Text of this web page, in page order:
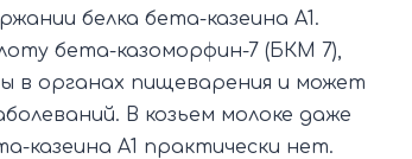
белка бета-казеина А1.
бета-казоморфин-7 (БКМ 7),
в органах пищеварения и может
В козьем молоке даже
казеина А1 практически нет.